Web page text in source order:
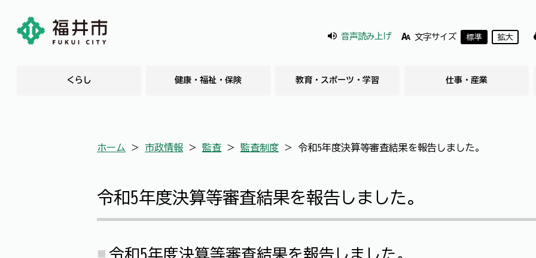
音声読み上げ 文字サイズ 標準 拡大
くらし 健康・福祉・保険 教育・スポーツ・学習 仕事・産業
ホーム ＞ 市政情報 ＞ 監査 ＞ 監査制度 ＞ 令和5年度決算等審査結果を報告しました。
令和5年度決算等審査結果を報告しました。
令和5年度決算等審査結果を報告しました。